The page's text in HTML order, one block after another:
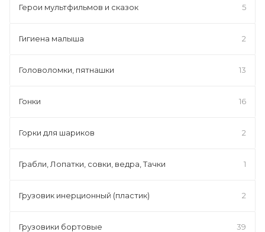
Герои мультфильмов и сказок 5
Гигиена малыша 2
Головоломки, пятнашки 13
Гонки 16
Горки для шариков 2
Грабли, Лопатки, совки, ведра, Тачки 1
Грузовик инерционный (пластик) 2
Грузовики бортовые 39